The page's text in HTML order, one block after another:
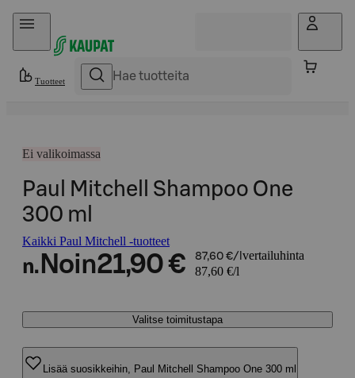
Hyppää sisältöön
Tuotteet
Ei valikoimassa
Paul Mitchell Shampoo One
300 ml
Kaikki Paul Mitchell -tuotteet
n. Noin21,90 € 87,60 €/l vertailuhinta
87,60 €/l
Valitse toimitustapa
Lisää suosikkeihin, Paul Mitchell Shampoo One 300 ml